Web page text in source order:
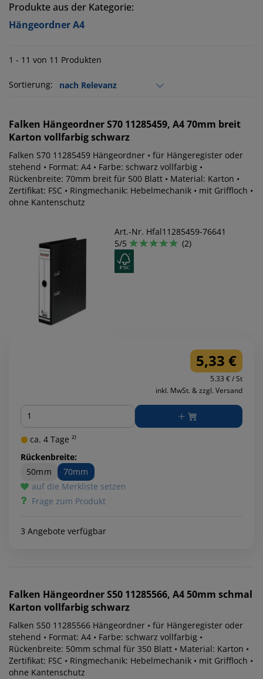
Produkte aus der Kategorie:
Hängeordner A4
1 - 11 von 11 Produkten
Sortierung:
Falken Hängeordner S70 11285459, A4 70mm breit
Karton vollfarbig schwarz
Falken S70 11285459 Hängeordner • für Hängeregister oder
stehend • Format: A4 • Farbe: schwarz vollfarbig •
Rückenbreite: 70mm breit für 500 Blatt • Material: Karton •
Zertifikat: FSC • Ringmechanik: Hebelmechanik • mit Griffloch •
ohne Kantenschutz
Art.-Nr. Hfal11285459-76641
5/5
(2)
5,33 €
5.33 € / St
inkl. MwSt. & zzgl. Versand
Menge
ca. 4 Tage ²⁾
Rückenbreite:
50mm
70mm
auf die Merkliste setzen
Frage zum Produkt
3 Angebote verfügbar
Falken Hängeordner S50 11285566, A4 50mm schmal
Karton vollfarbig schwarz
Falken S50 11285566 Hängeordner • für Hängeregister oder
stehend • Format: A4 • Farbe: schwarz vollfarbig •
Rückenbreite: 50mm schmal für 350 Blatt • Material: Karton •
Zertifikat: FSC • Ringmechanik: Hebelmechanik • mit Griffloch •
ohne Kantenschutz